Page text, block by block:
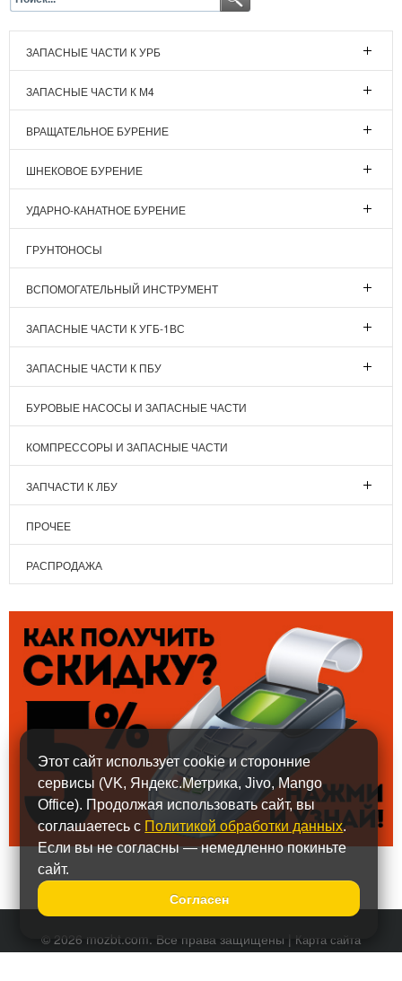
ЗАПАСНЫЕ ЧАСТИ К УРБ
ЗАПАСНЫЕ ЧАСТИ К М4
ВРАЩАТЕЛЬНОЕ БУРЕНИЕ
ШНЕКОВОЕ БУРЕНИЕ
УДАРНО-КАНАТНОЕ БУРЕНИЕ
ГРУНТОНОСЫ
ВСПОМОГАТЕЛЬНЫЙ ИНСТРУМЕНТ
ЗАПАСНЫЕ ЧАСТИ К УГБ-1ВС
ЗАПАСНЫЕ ЧАСТИ К ПБУ
БУРОВЫЕ НАСОСЫ И ЗАПАСНЫЕ ЧАСТИ
КОМПРЕССОРЫ И ЗАПАСНЫЕ ЧАСТИ
ЗАПЧАСТИ К ЛБУ
ПРОЧЕЕ
РАСПРОДАЖА
© 2026 mozbt.com. Все права защищены | Карта сайта
Этот сайт использует cookie и сторонние
сервисы (VK, Яндекс.Метрика, Jivo, Mango
Office). Продолжая использовать сайт, вы
соглашаетесь с Политикой обработки данных.
Если вы не согласны — немедленно покиньте
сайт.
Согласен